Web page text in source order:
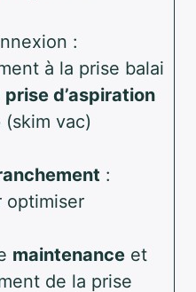
:
à la prise balai
prise d’aspiration
(skim vac)
:
optimiser
maintenance et
de la prise